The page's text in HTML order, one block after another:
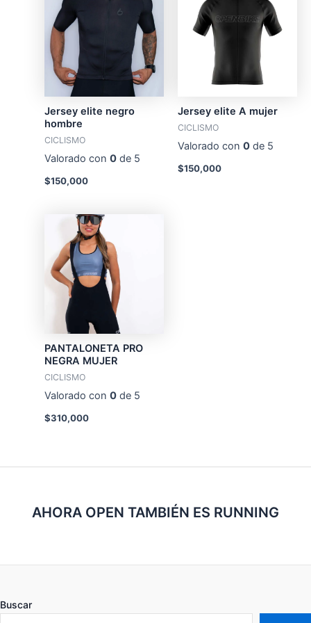
Jersey elite negro
hombre
CICLISMO
Valorado con 0de 5
$150,000
Jersey elite A mujer
CICLISMO
Valorado con 0de 5
$150,000
PANTALONETA PRO
NEGRA MUJER
CICLISMO
Valorado con 0de 5
$310,000
AHORA OPEN TAMBIÉN ES RUNNING
Buscar